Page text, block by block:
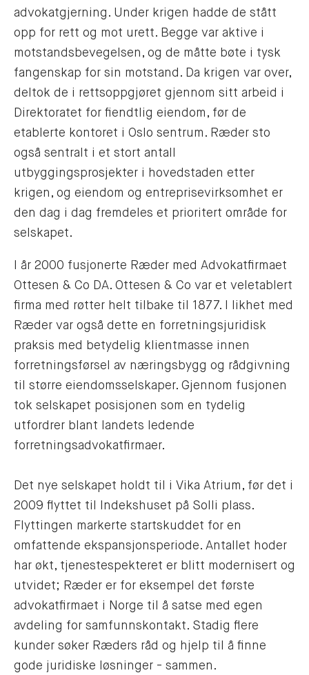
advokatgjerning. Under krigen hadde de stått
opp for rett og mot urett. Begge var aktive i
motstandsbevegelsen, og de måtte bøte i tysk
fangenskap for sin motstand. Da krigen var over,
deltok de i rettsoppgjøret gjennom sitt arbeid i
Direktoratet for fiendtlig eiendom, før de
etablerte kontoret i Oslo sentrum. Ræder sto
også sentralt i et stort antall
utbyggingsprosjekter i hovedstaden etter
krigen, og eiendom og entreprisevirksomhet er
den dag i dag fremdeles et prioritert område for
selskapet.
I år 2000 fusjonerte Ræder med Advokatfirmaet
Ottesen & Co DA. Ottesen & Co var et veletablert
firma med røtter helt tilbake til 1877. I likhet med
Ræder var også dette en forretningsjuridisk
praksis med betydelig klientmasse innen
forretningsførsel av næringsbygg og rådgivning
til større eiendomsselskaper. Gjennom fusjonen
tok selskapet posisjonen som en tydelig
utfordrer blant landets ledende
forretningsadvokatfirmaer.
Det nye selskapet holdt til i Vika Atrium, før det i
2009 flyttet til Indekshuset på Solli plass.
Flyttingen markerte startskuddet for en
omfattende ekspansjonsperiode. Antallet hoder
har økt, tjenestespekteret er blitt modernisert og
utvidet; Ræder er for eksempel det første
advokatfirmaet i Norge til å satse med egen
avdeling for samfunnskontakt. Stadig flere
kunder søker Ræders råd og hjelp til å finne
gode juridiske løsninger - sammen.